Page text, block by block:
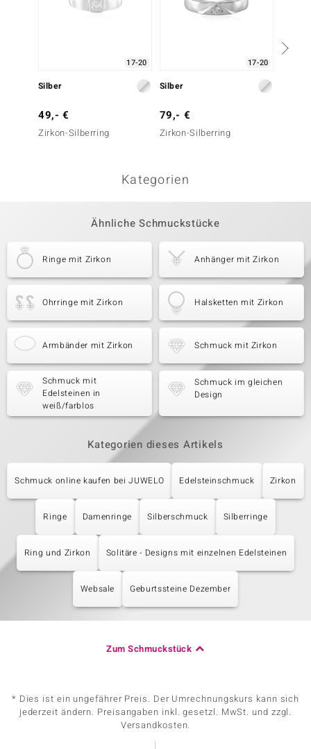
17-20
Silber
49,- €
Zirkon-Silberring
17-20
Silber
79,- €
Zirkon-Silberring
Kategorien
Ähnliche Schmuckstücke
Ringe mit Zirkon Anhänger mit Zirkon
Ohrringe mit Zirkon Halsketten mit Zirkon
Armbänder mit Zirkon Schmuck mit Zirkon
Schmuck mit
Edelsteinen in
weiß/farblos
Schmuck im gleichen
Design
Kategorien dieses Artikels
Schmuck online kaufen bei JUWELO Edelsteinschmuck Zirkon
Ringe Damenringe Silberschmuck Silberringe
Ring und Zirkon Solitäre - Designs mit einzelnen Edelsteinen
Websale Geburtssteine Dezember
Zum Schmuckstück
* Dies ist ein ungefährer Preis. Der Umrechnungskurs kann sich
jederzeit ändern. Preisangaben inkl. gesetzl. MwSt. und zzgl.
Versandkosten.